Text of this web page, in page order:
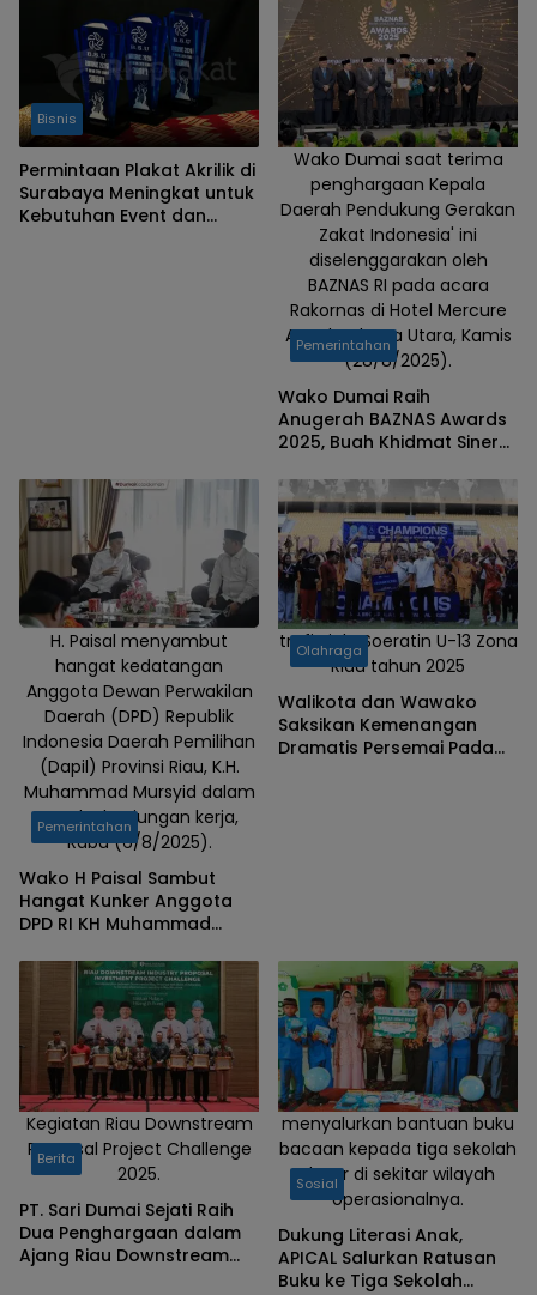
Bisnis
Permintaan Plakat Akrilik di
Surabaya Meningkat untuk
Kebutuhan Event dan
Wako Dumai saat terima
penghargaan Kepala
Daerah Pendukung Gerakan
Zakat Indonesia' ini
diselenggarakan oleh
BAZNAS RI pada acara
Rakornas di Hotel Mercure
Ancol, Jakarta Utara, Kamis
(28/8/2025).
Pemerintahan
Wako Dumai Raih
Anugerah BAZNAS Awards
2025, Buah Khidmat Sinergi
dan Berkelanjutan
H. Paisal menyambut
hangat kedatangan
Anggota Dewan Perwakilan
Daerah (DPD) Republik
Indonesia Daerah Pemilihan
(Dapil) Provinsi Riau, K.H.
Muhammad Mursyid dalam
rangka kunjungan kerja,
Rabu (6/8/2025).
Pemerintahan
Wako H Paisal Sambut
Hangat Kunker Anggota
DPD RI KH Muhammad
Aspirasi Masyarakat untuk
Kemajuan Dumai Kota
trofi Piala Soeratin U-13 Zona
Riau tahun 2025
Olahraga
Walikota dan Wawako
Saksikan Kemenangan
Dramatis Persemai Pada
Kegiatan Riau Downstream
Proposal Project Challenge
2025.
Berita
PT. Sari Dumai Sejati Raih
Dua Penghargaan dalam
Ajang Riau Downstream
menyalurkan bantuan buku
bacaan kepada tiga sekolah
dasar di sekitar wilayah
operasionalnya.
Sosial
Dukung Literasi Anak,
APICAL Salurkan Ratusan
Buku ke Tiga Sekolah